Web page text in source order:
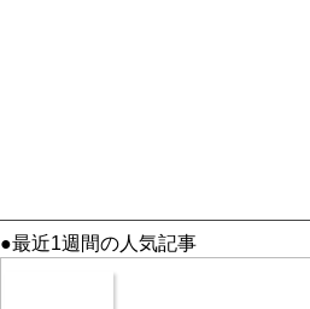
●最近1週間の人気記事